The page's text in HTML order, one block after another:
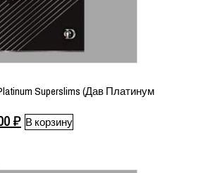
Superslims (Дав Платинум
₽Текущая
В корзину